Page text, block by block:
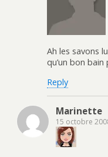
Ah les savons
qu’un bon
Reply
Marinette
15 octobre